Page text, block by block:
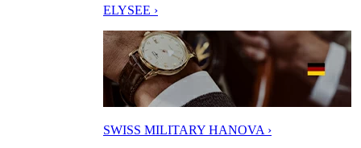
ELYSEE ›
SWISS MILITARY HANOVA ›